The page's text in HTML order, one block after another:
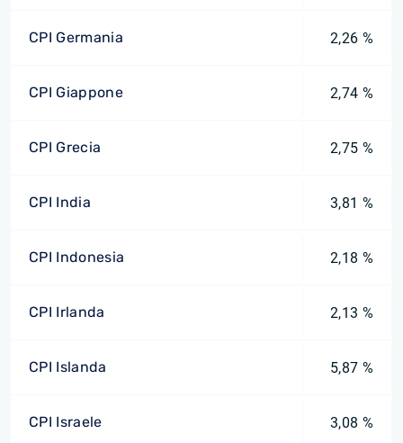
CPI Germania 2,26 %
CPI Giappone 2,74 %
CPI Grecia 2,75 %
CPI India 3,81 %
CPI Indonesia 2,18 %
CPI Irlanda 2,13 %
CPI Islanda 5,87 %
CPI Israele 3,08 %